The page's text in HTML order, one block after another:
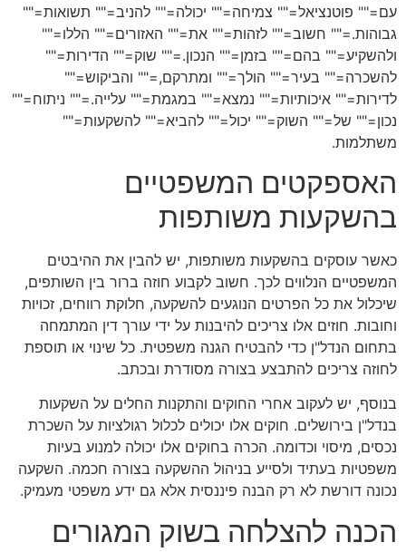
עם="" פוטנציאל="" צמיחה="" יכולה="" להניב="" תשואות=""
גבוהות.="" חשוב="" לזהות="" את="" האזורים="" הללו=""
ולהשקיע="" בהם="" בזמן="" הנכון.="" שוק="" הדירות=""
להשכרה="" בעיר="" הולך="" ומתרקם,="" והביקוש=""
לדירות="" איכותיות="" נמצא="" במגמת="" עלייה.="" ניתוח=""
נכון="" של="" השוק="" יכול="" להביא="" להשקעות=""
משתלמות.
האספקטים המשפטיים
בהשקעות משותפות
כאשר עוסקים בהשקעות משותפות, יש להבין את ההיבטים
המשפטיים הנלווים לכך. חשוב לקבוע חוזה ברור בין השותפים,
שיכלול את כל הפרטים הנוגעים להשקעה, חלוקת רווחים, זכויות
וחובות. חוזים אלו צריכים להיבנות על ידי עורך דין המתמחה
בתחום הנדל"ן כדי להבטיח הגנה משפטית. כל שינוי או תוספת
לחוזה צריכים להתבצע בצורה מסודרת ובכתב.
בנוסף, יש לעקוב אחרי החוקים והתקנות החלים על השקעות
בנדל"ן בירושלים. חוקים אלו יכולים לכלול רגולציות על השכרת
נכסים, מיסוי וכדומה. הכרה בחוקים אלו יכולה למנוע בעיות
משפטיות בעתיד ולסייע בניהול ההשקעה בצורה חכמה. השקעה
נכונה דורשת לא רק הבנה פיננסית אלא גם ידע משפטי מעמיק.
הכנה להצלחה בשוק המגורים